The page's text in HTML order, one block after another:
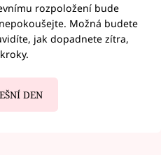
rozpoložení bude
Možná budete
jak dopadnete zítra,
DEN